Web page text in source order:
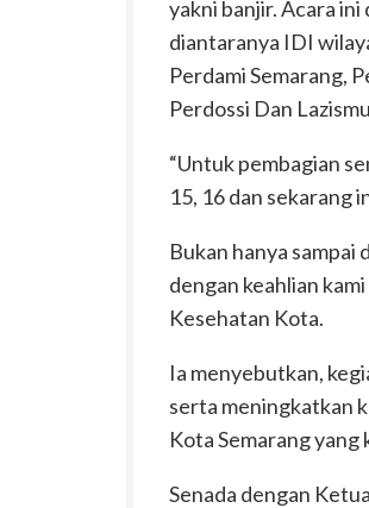
yakni banjir. Acara
diantaranya IDI
Perdami Semarang,
Perdossi Dan
“Untuk pembagian
15, 16 dan sekarang
Bukan hanya sampai
dengan keahlian
Kesehatan Kota.
Ia menyebutkan,
serta meningkatkan
Kota Semarang
Senada dengan